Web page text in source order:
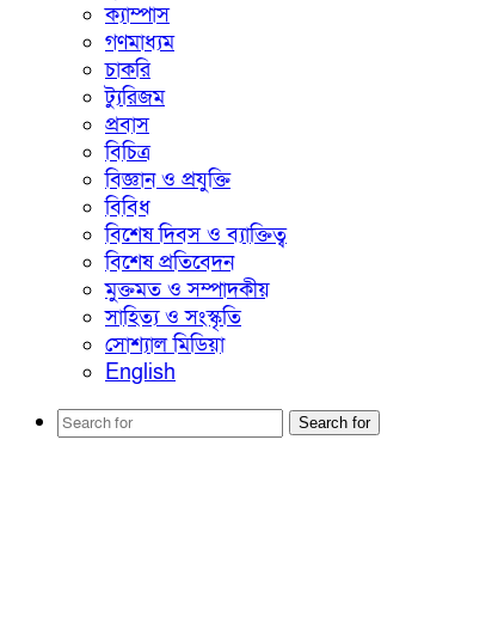
ক্যাম্পাস
গণমাধ্যম
চাকরি
ট্যুরিজম
প্রবাস
বিচিত্র
বিজ্ঞান ও প্রযুক্তি
বিবিধ
বিশেষ দিবস ও ব্যাক্তিত্ব
বিশেষ প্রতিবেদন
মুক্তমত ও সম্পাদকীয়
সাহিত্য ও সংস্কৃতি
সোশ্যাল মিডিয়া
English
Search for